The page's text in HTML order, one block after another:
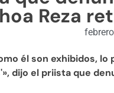
Reza
él son exhibidos,
dijo el priista que